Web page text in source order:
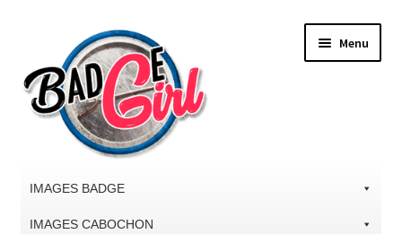
la
navigation
contenu
Menu
IMAGES BADGE
IMAGES CABOCHON